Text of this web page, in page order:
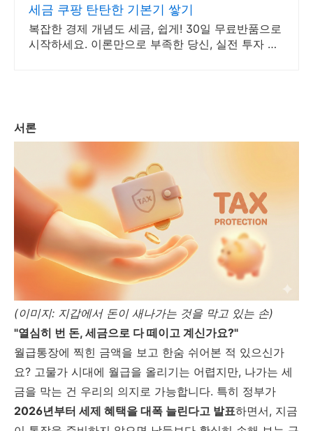
세금 쿠팡 탄탄한 기본기 쌓기
복잡한 경제 개념도 세금, 쉽게! 30일 무료반품으로
시작하세요. 이론만으로 부족한 당신, 실전 투자 전
서론
(이미지: 지갑에서 돈이 새나가는 것을 막고 있는 손)
"열심히 번 돈, 세금으로 다 떼이고 계신가요?"
월급통장에 찍힌 금액을 보고 한숨 쉬어본 적 있으신가
요? 고물가 시대에 월급을 올리기는 어렵지만, 나가는 세
금을 막는 건 우리의 의지로 가능합니다. 특히 정부가
2026년부터 세제 혜택을 대폭 늘린다고 발표하면서, 지금